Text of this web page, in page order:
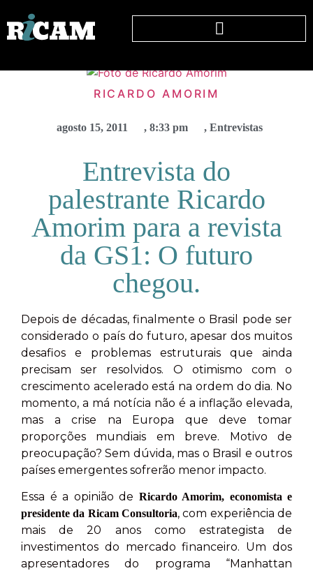
RICARDO AMORIM
agosto 15, 2011 , 8:33 pm , Entrevistas
Entrevista do
palestrante Ricardo
Amorim para a revista
da GS1: O futuro
chegou.
Depois de décadas, finalmente o Brasil pode ser
considerado o país do futuro, apesar dos muitos
desafios e problemas estruturais que ainda
precisam ser resolvidos. O otimismo com o
crescimento acelerado está na ordem do dia. No
momento, a má notícia não é a inflação elevada,
mas a crise na Europa que deve tomar
proporções mundiais em breve. Motivo de
preocupação? Sem dúvida, mas o Brasil e outros
países emergentes sofrerão menor impacto.
Essa é a opinião de Ricardo Amorim, economista e
presidente da Ricam Consultoria, com experiência de
mais de 20 anos como estrategista de
investimentos do mercado financeiro. Um dos
apresentadores do programa “Manhattan